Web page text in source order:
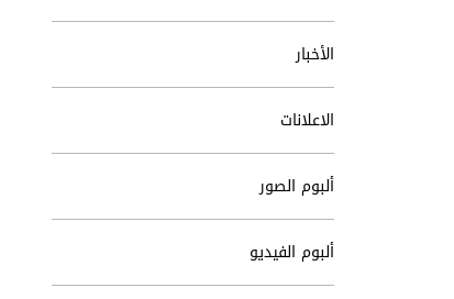
الأخبار
الاعلانات
ألبوم الصور
ألبوم الفيديو